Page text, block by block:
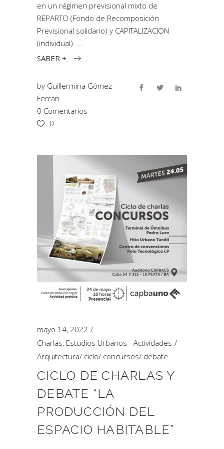
en un régimen previsional mixto de
REPARTO (Fondo de Recomposición
Previsional solidario) y CAPITALIZACION
(individual).
SABER +
by Guillermina Gómez
Ferrari
0 Comentarios
0
mayo 14, 2022
Charlas, Estudios Urbanos - Actividades
Arquitectura/ ciclo/ concursos/ debate
CICLO DE CHARLAS Y
DEBATE “LA
PRODUCCIÓN DEL
ESPACIO HABITABLE”